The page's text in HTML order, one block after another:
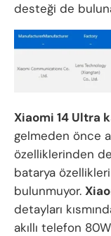
desteği de
Xiaomi 14 Ultra
gelmeden önce
özelliklerinden
batarya
bulunmuyor.
detayları
akıllı telefon